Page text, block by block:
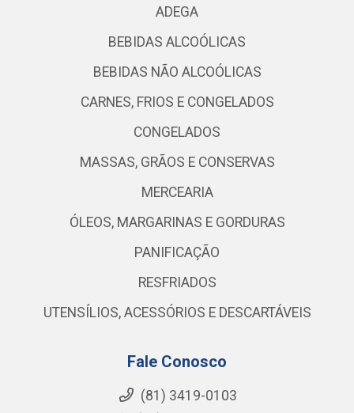
ADEGA
BEBIDAS ALCOÓLICAS
BEBIDAS NÃO ALCOÓLICAS
CARNES, FRIOS E CONGELADOS
CONGELADOS
MASSAS, GRÃOS E CONSERVAS
MERCEARIA
ÓLEOS, MARGARINAS E GORDURAS
PANIFICAÇÃO
RESFRIADOS
UTENSÍLIOS, ACESSÓRIOS E DESCARTÁVEIS
Fale Conosco
(81) 3419-0103